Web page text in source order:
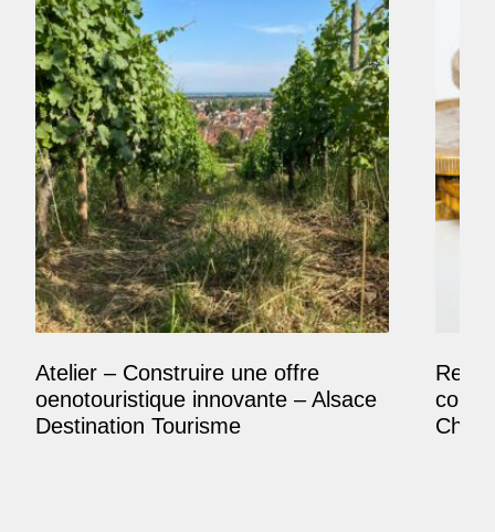
Atelier – Construire une offre
oenotouristique innovante – Alsace
Destination Tourisme